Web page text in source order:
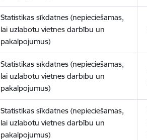
Statistikas sīkdatnes (nepieciešamas,
lai uzlabotu vietnes darbību un
pakalpojumus)
Statistikas sīkdatnes (nepieciešamas,
lai uzlabotu vietnes darbību un
pakalpojumus)
Statistikas sīkdatnes (nepieciešamas,
lai uzlabotu vietnes darbību un
pakalpojumus)